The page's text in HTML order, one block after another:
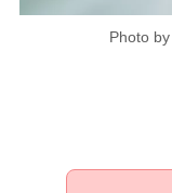
Photo by